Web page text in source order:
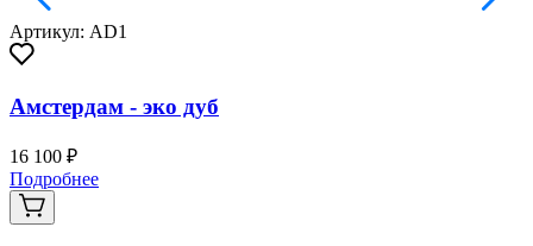
Артикул: AD1
Амстердам - эко дуб
16 100 ₽
Подробнее